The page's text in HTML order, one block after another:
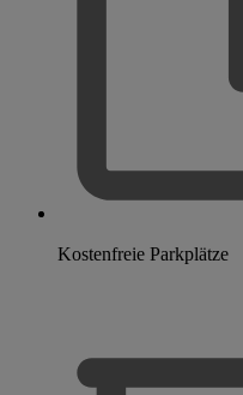
Kostenfreie Parkplätze